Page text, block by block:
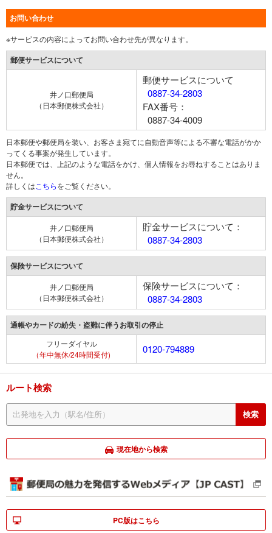
お問い合わせ
※サービスの内容によってお問い合わせ先が異なります。
郵便サービスについて
井ノ口郵便局
（日本郵便株式会社）
郵便サービスについて
0887-34-2803
FAX番号：
0887-34-4009
日本郵便や郵便局を装い、お客さま宛てに自動音声等による不審な電話がかか
ってくる事案が発生しています。
日本郵便では、上記のような電話をかけ、個人情報をお尋ねすることはありま
せん。
詳しくは こちらをご覧ください。
貯金サービスについて
井ノ口郵便局
（日本郵便株式会社）
貯金サービスについて：
0887-34-2803
保険サービスについて
井ノ口郵便局
（日本郵便株式会社）
保険サービスについて：
0887-34-2803
通帳やカードの紛失・盗難に伴うお取引の停止
フリーダイヤル
（年中無休/24時間受付)
0120-794889
ルート検索
現在地から検索
PC版はこちら